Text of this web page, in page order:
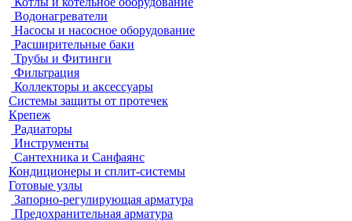
Водонагреватели
Насосы и насосное оборудование
Расширительные баки
Трубы и Фитинги
Фильтрация
Коллекторы и аксессуары
Системы защиты от протечек
Крепеж
Радиаторы
Инструменты
Сантехника и Санфаянс
Кондиционеры и сплит-системы
Готовые узлы
Запорно-регулирующая арматура
Предохранительная арматура